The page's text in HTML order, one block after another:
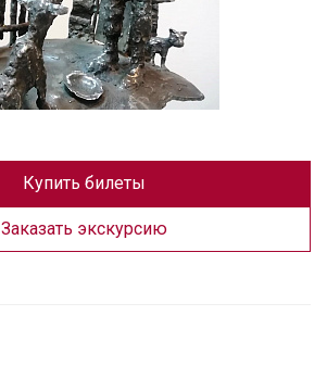
Купить билеты
Заказать экскурсию